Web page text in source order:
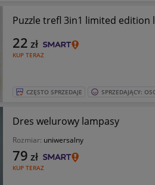
Puzzle trefl 3in1 limited edition
KUP TERAZ
22 zł
CZĘSTO SPRZEDAJE SPRZEDAJĄCY:
Dres welurowy lampasy
Rozmiar: uniwersalny
KUP TERAZ
79 zł